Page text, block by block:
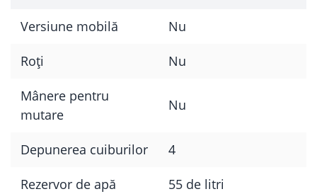
Versiune mobilă Nu
Roți Nu
Mânere pentru
mutare
Nu
Depunerea cuiburilor 4
Rezervor de apă 55 de litri